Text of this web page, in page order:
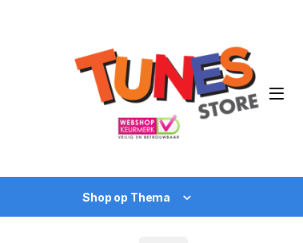
Open
Shop op Thema